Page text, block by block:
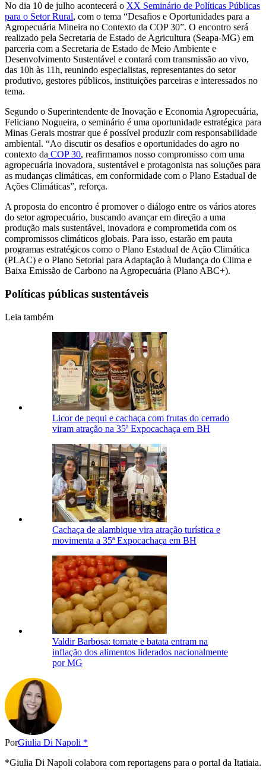
No dia 10 de julho acontecerá o XX Seminário de Políticas Públicas
para o Setor Rural, com o tema “Desafios e Oportunidades para a
Agropecuária Mineira no Contexto da COP 30”. O encontro será
realizado pela Secretaria de Estado de Agricultura (Seapa-MG) em
parceria com a Secretaria de Estado de Meio Ambiente e
Desenvolvimento Sustentável e contará com transmissão ao vivo,
das 10h às 11h, reunindo especialistas, representantes do setor
produtivo, gestores públicos, instituições parceiras e interessados no
tema.
Segundo o Superintendente de Inovação e Economia Agropecuária,
Feliciano Nogueira, o seminário é uma oportunidade estratégica para
Minas Gerais mostrar que é possível produzir com responsabilidade
ambiental. “Ao discutir os desafios e oportunidades do agro no
contexto da COP 30, reafirmamos nosso compromisso com uma
agropecuária inovadora, sustentável e protagonista nas soluções para
as mudanças climáticas, em conformidade com o Plano Estadual de
Ações Climáticas”, reforça.
A proposta do encontro é promover o diálogo entre os vários atores
do setor agropecuário, buscando avançar em direção a uma
produção mais sustentável, inovadora e comprometida com os
compromissos climáticos globais. Para isso, estarão em pauta
programas estratégicos como o Plano Estadual de Ação Climática
(PLAC) e o Plano Setorial para Adaptação à Mudança do Clima e
Baixa Emissão de Carbono na Agropecuária (Plano ABC+).
Políticas públicas sustentáveis
Leia também
Licor de pequi e cachaça com frutas do cerrado
viram atração na 35ª Expocachaça em BH
Cachaça de alambique vira atração turística e
movimenta a 35ª Expocachaça em BH
Valdir Barbosa: tomate e batata entram na
inflação dos alimentos liderados nacionalmente
por MG
PorGiulia Di Napoli *
*Giulia Di Napoli colabora com reportagens para o portal da Itatiaia.